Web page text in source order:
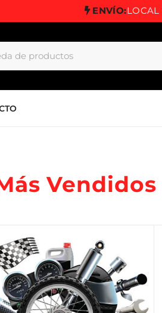
ENVÍO:
Vendidos